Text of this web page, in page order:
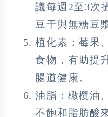
議每週2至3次
豆干與無糖豆
植化素：莓果
食物，有助提
腸道健康。
油脂：橄欖油
不飽和脂肪酸